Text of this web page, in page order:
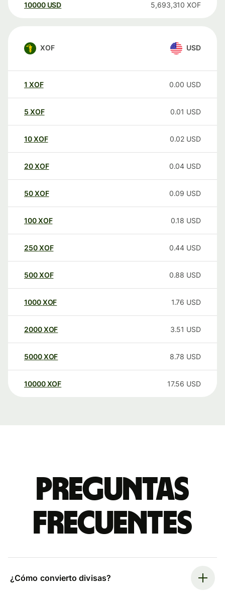
10000 USD 5,693,310 XOF
XOF USD
1 XOF 0.00 USD
5 XOF 0.01 USD
10XOF 0.02 USD
20XOF 0.04 USD
50XOF 0.09 USD
100XOF 0.18 USD
250XOF 0.44 USD
500XOF 0.88 USD
1000XOF 1.76 USD
2000XOF 3.51 USD
5000XOF 8.78 USD
10000 XOF 17.56 USD
Preguntas
frecuentes
¿Cómo convierto divisas?